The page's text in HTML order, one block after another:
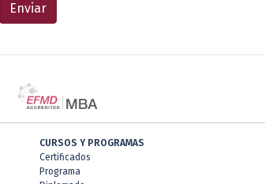
Enviar
CURSOS Y PROGRAMAS
Certificados
Programa